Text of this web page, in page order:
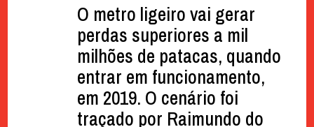
O metro ligeiro vai gerar
perdas superiores a mil
milhões de patacas, quando
entrar em funcionamento,
em 2019. O cenário foi
traçado por Raimundo do